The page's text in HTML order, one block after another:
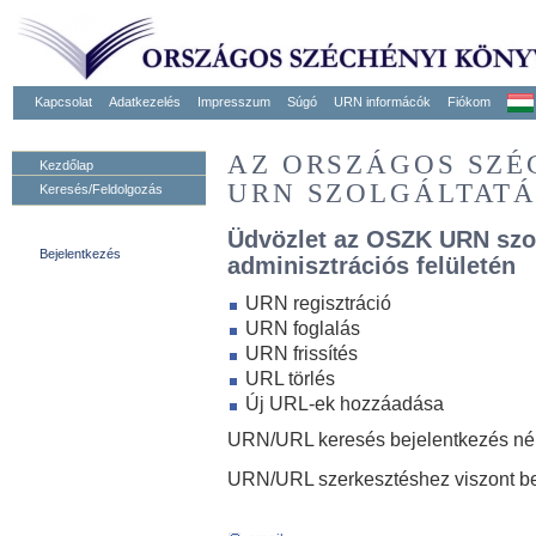
Kapcsolat Adatkezelés Impresszum Súgó URN informácók Fiókom
Kezdőlap
Keresés/Feldolgozás
Bejelentkezés
AZ ORSZÁGOS
URN
Üdvözlet az OSZK URN
adminisztrációs felületén
URN regisztráció
URN foglalás
URN frissítés
URL törlés
Új URL-ek hozzáadása
URN/URL keresés bejelentkezés
URN/URL szerkesztéshez viszont